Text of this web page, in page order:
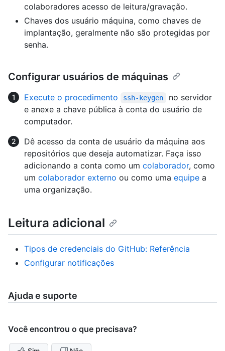
colaboradores acesso de leitura/gravação.
Chaves dos usuário máquina, como chaves de
implantação, geralmente não são protegidas por
senha.
Configurar usuários de máquinas
Execute o procedimento ssh-keygen
no servidor
e anexe a chave pública à conta do usuário de
computador.
Dê acesso da conta de usuário da máquina aos
repositórios que deseja automatizar. Faça isso
adicionando a conta como um colaborador, como
um colaborador externo ou como uma equipe a
uma organização.
Leitura adicional
Tipos de credenciais do GitHub: Referência
Configurar notificações
Ajuda e suporte
Você encontrou o que precisava?